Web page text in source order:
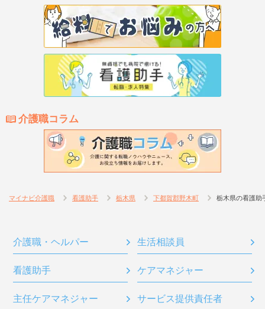
介護職コラム
マイナビ介護職 看護助手 栃木県 下都賀郡野木町 栃木県の看護助
介護職・ヘルパー 生活相談員
看護助手 ケアマネジャー
主任ケアマネジャー サービス提供責任者